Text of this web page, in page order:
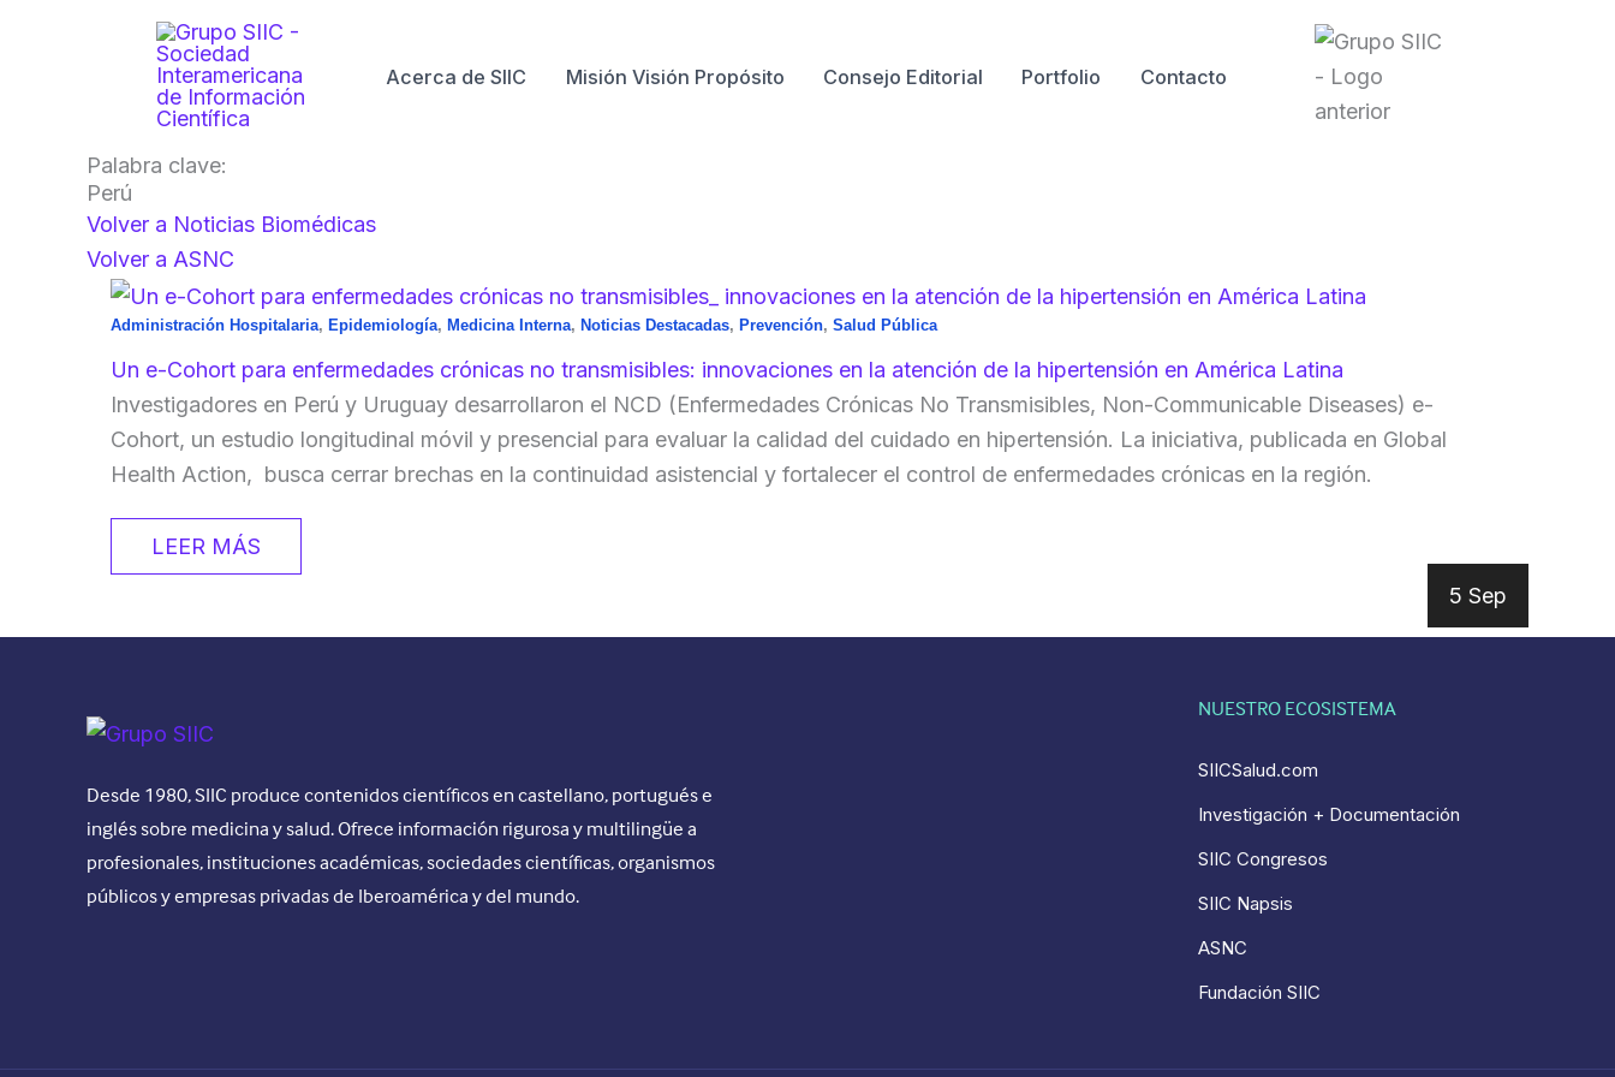
Acerca de SIIC Misión Visión Propósito Consejo Editorial Portfolio Contacto
Palabra clave:
Perú
Volver a Noticias Biomédicas
Volver a ASNC
Administración Hospitalaria, Epidemiología, Medicina Interna, Noticias Destacadas, Prevención, Salud Pública
Un e-Cohort para enfermedades crónicas no transmisibles: innovaciones en la atención de la hipertensión en América Latina
Investigadores en Perú y Uruguay desarrollaron el NCD (Enfermedades Crónicas No Transmisibles, Non-Communicable Diseases) e-
Cohort, un estudio longitudinal móvil y presencial para evaluar la calidad del cuidado en hipertensión. La iniciativa, publicada en Global
Health Action, busca cerrar brechas en la continuidad asistencial y fortalecer el control de enfermedades crónicas en la región.
LEER MÁS
5 Sep
Desde 1980, SIIC produce contenidos científicos en castellano, portugués e
inglés sobre medicina y salud. Ofrece información rigurosa y multilingüe a
profesionales, instituciones académicas, sociedades científicas, organismos
públicos y empresas privadas de Iberoamérica y del mundo.
NUESTRO ECOSISTEMA
SIICSalud.com
Investigación + Documentación
SIIC Congresos
SIIC Napsis
ASNC
Fundación SIIC